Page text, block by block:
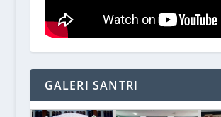
GALERI SANTRI